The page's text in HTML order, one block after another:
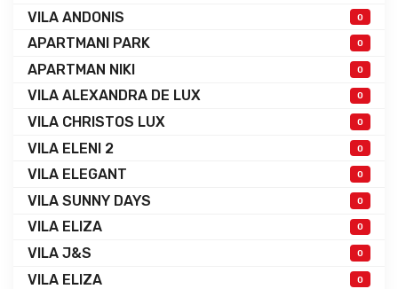
VILA ANDONIS 0
APARTMANI PARK 0
APARTMAN NIKI 0
VILA ALEXANDRA DE LUX 0
VILA CHRISTOS LUX 0
VILA ELENI 2 0
VILA ELEGANT 0
VILA SUNNY DAYS 0
VILA ELIZA 0
VILA J&S 0
VILA ELIZA 0